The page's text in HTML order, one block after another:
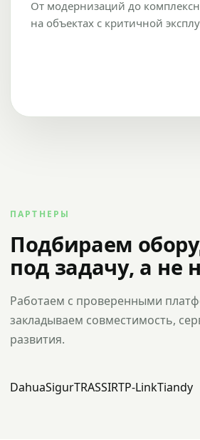
От модернизаций до
на объектах с критичной
ПАРТНЕРЫ
Подбираем
под задачу, а не
Работаем с проверенными
закладываем совместимость,
развития.
DahuaSigurTRASSIRTP-LinkTiandy